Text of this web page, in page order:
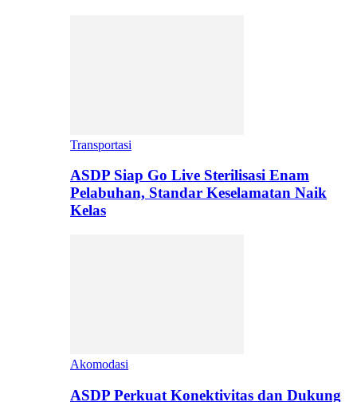
Transportasi
ASDP Siap Go Live Sterilisasi Enam
Pelabuhan, Standar Keselamatan Naik
Kelas
Akomodasi
ASDP Perkuat Konektivitas dan Dukung